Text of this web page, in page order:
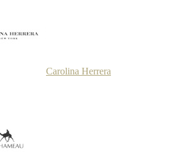
Carolina Herrera